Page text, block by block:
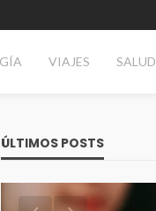
VIAJES SALUD
ÚLTIMOS POSTS